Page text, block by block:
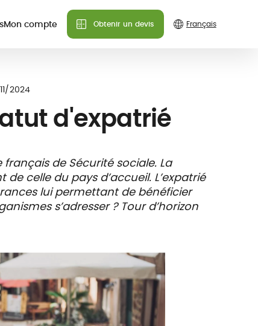
toutes vos questions.
FAQ
toutes vos questions.
FAQ
Carte assuré
digitale
toutes vos questions.
FAQ
Mon compte Obtenir un devis
2024
d'expatrié
de Sécurité sociale. La
celle du pays d’accueil. L’expatrié
lui permettant de bénéficier
s’adresser ? Tour d’horizon